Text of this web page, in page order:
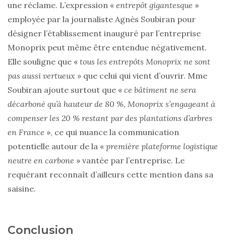
une réclame. L’expression « entrepôt gigantesque »
employée par la journaliste Agnès Soubiran pour
désigner l’établissement inauguré par l’entreprise
Monoprix peut même être entendue négativement.
Elle souligne que « tous les entrepôts Monoprix ne sont
pas aussi vertueux » que celui qui vient d’ouvrir. Mme
Soubiran ajoute surtout que « ce bâtiment ne sera
décarboné qu’à hauteur de 80 %, Monoprix s’engageant à
compenser les 20 % restant par des plantations d’arbres
en France », ce qui nuance la communication
potentielle autour de la « première plateforme logistique
neutre en carbone » vantée par l’entreprise. Le
requérant reconnaît d’ailleurs cette mention dans sa
saisine.
Conclusion